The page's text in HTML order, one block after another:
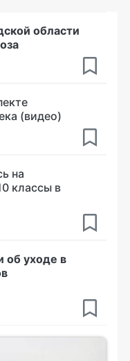
области
(видео)
на
классы в
об уходе в